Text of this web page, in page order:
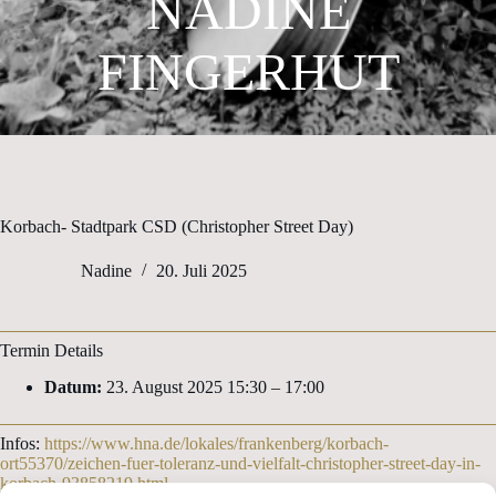
FINGERHUT
Korbach- Stadtpark CSD (Christopher Street Day)
Nadine 20. Juli 2025
Termin Details
Datum: 23. August 2025 15:30 – 17:00
Infos: https://www.hna.de/lokales/frankenberg/korbach-
ort55370/zeichen-fuer-toleranz-und-vielfalt-christopher-street-day-in-
korbach-93858219.html